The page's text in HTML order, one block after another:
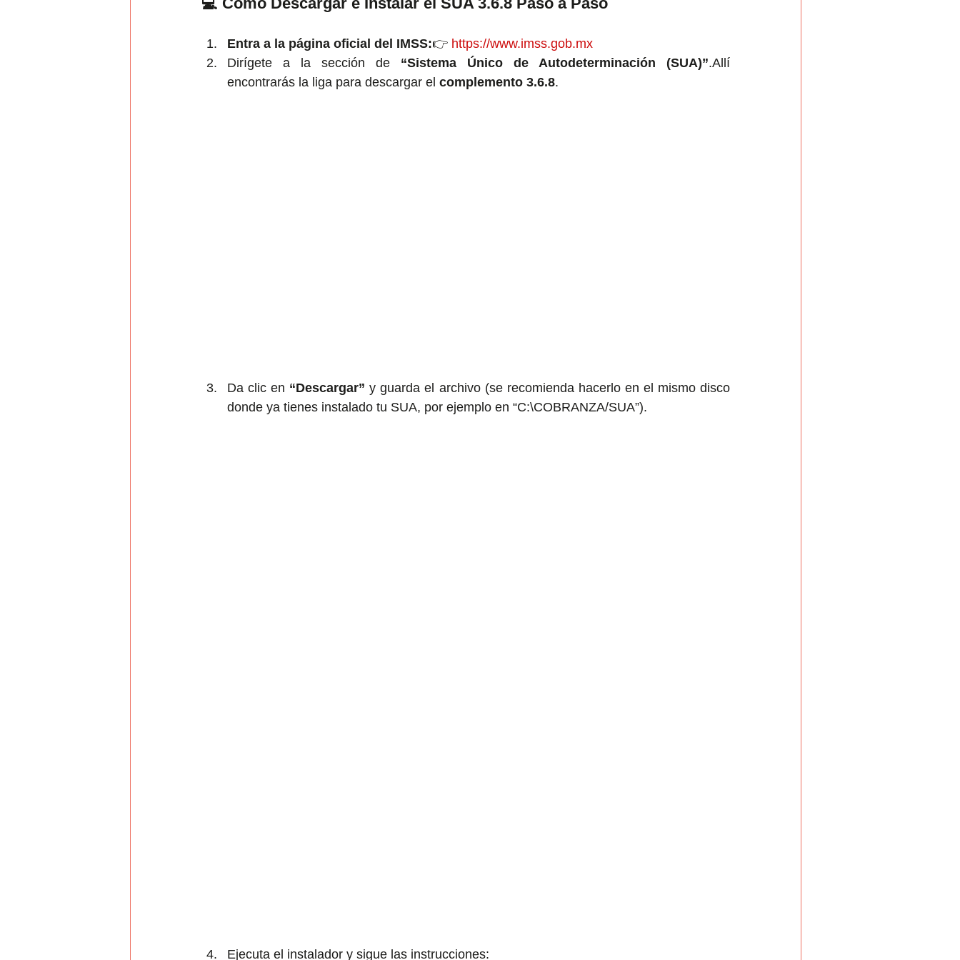
Entra a la página oficial del IMSS:👉 https://www.imss.gob.mx
Dirígete a la sección de “Sistema Único de Autodeterminación (SUA)”.Allí
encontrarás la liga para descargar el complemento 3.6.8.
Da clic en “Descargar” y guarda el archivo (se recomienda hacerlo en el mismo disco
donde ya tienes instalado tu SUA, por ejemplo en “C:\COBRANZA/SUA”).
Ejecuta el instalador y sigue las instrucciones: